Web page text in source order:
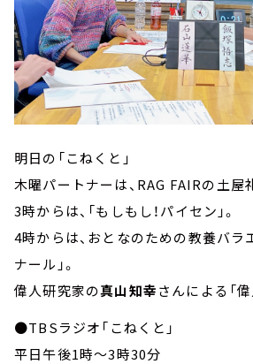
明日の「こねくと」
木曜パートナーは、RAG FAIRの土屋
3時からは、「もしもし！パイセン」。
4時からは、おとなのための教養バラ
ナール」。
偉人研究家の真山知幸さんによる「
●TBSラジオ「こねくと」
平日午後1時～3時30分